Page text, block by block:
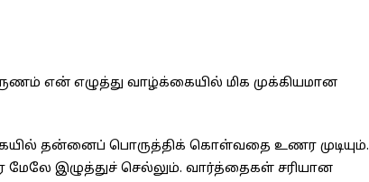
என் எழுத்து வாழ்க்கையில் மிக முக்கியமான
தன்னைப் பொருத்திக் கொள்வதை உணர முடியும்.
இழுத்துச் செல்லும். வார்த்தைகள் சரியான